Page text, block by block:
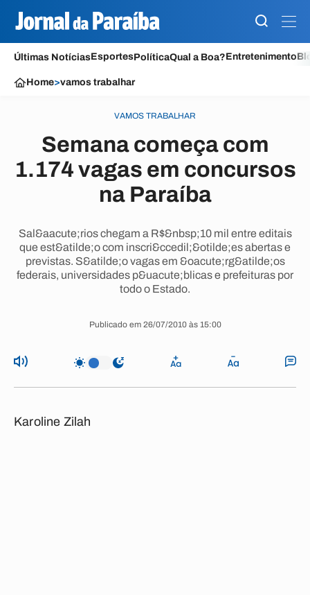
Últimas NotíciasEsportesPolíticaQual a Boa?Entretenimento
Home>vamos trabalhar
VAMOS TRABALHAR
Semana começa com
1.174 vagas em concursos
na Paraíba
Sal&aacute;rios chegam a R$&nbsp;10 mil entre editais
que est&atilde;o com inscri&ccedil;&otilde;es abertas e
previstas. S&atilde;o vagas em &oacute;rg&atilde;os
federais, universidades p&uacute;blicas e prefeituras por
todo o Estado.
Publicado em 26/07/2010 às 15:00
Karoline Zilah